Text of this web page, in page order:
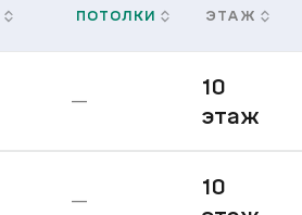
ПОТОЛКИ ЭТАЖ
—
10
этаж
—
10